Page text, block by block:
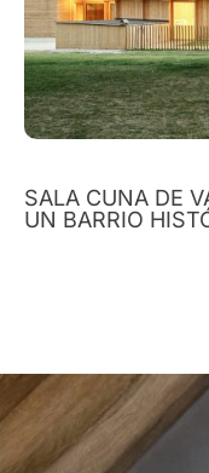
SALA CUNA DE
UN BARRIO